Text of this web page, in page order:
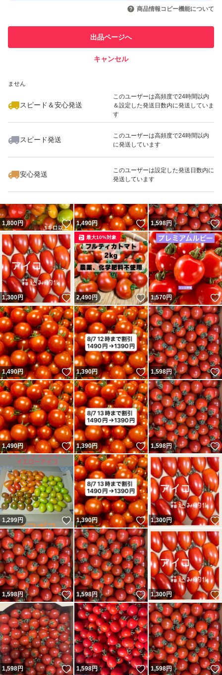
ご理解頂いた上でご購入願いますm(_ _)m
宜しくお願い致します^ ^
引を完了させた実績があります
での取引実績があります
ません
スピード＆安心発送
このユーザーは高頻度で24時間以内
＆設定した発送日数内に発送していま
す
スピード発送
このユーザーは高頻度で24時間以内
に発送しています
安心発送
このユーザーは設定した発送日数内に
発送しています
商品情報コピー機能について
出品ページへ
キャンセル
いいね！
1,550
1,800円 いいね！
1,490円 いいね！
1,598円
1,300円 いいね！
2,490円 いいね！
最大10%対象
1,570円
1,490円 いいね！
1,390円 いいね！
1,598円
1,490円 いいね！
1,390円 いいね！
1,598円
1,299円 いいね！
1,390円 いいね！
1,300円
1,598円 いいね！
1,598円 いいね！
1,300円
1,598円 いいね！
1,598円 いいね！
1,598円